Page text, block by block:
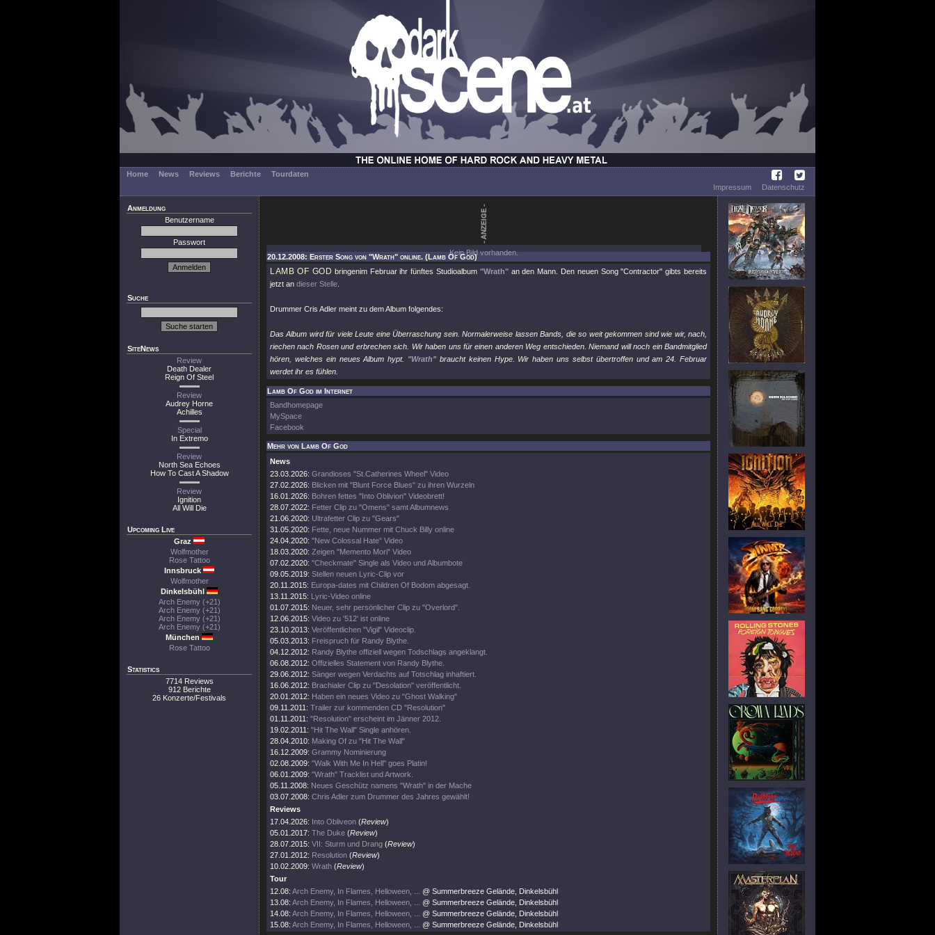
Home News Reviews Berichte
Tourdaten
Impressum
Datenschutz
Anmeldung
Benutzername
Passwort
Suche
SiteNews
Review
Death Dealer
Reign Of Steel
Review
Audrey Horne
Achilles
Special
In Extremo
Review
North Sea Echoes
How To Cast A Shadow
Review
Ignition
All Will Die
Upcoming Live
Graz
Wolfmother
Rose Tattoo
Innsbruck
Wolfmother
Dinkelsbühl
Arch Enemy (+21)
Arch Enemy (+21)
Arch Enemy (+21)
Arch Enemy (+21)
München
Rose Tattoo
Statistics
7714 Reviews
912 Berichte
26 Konzerte/Festivals
Kein Bild vorhanden.
20.12.2008: Erster Song von "Wrath" online. (Lamb Of God)
LAMB OF GOD bringenim Februar ihr fünftes Studioalbum "Wrath"an den Mann. Den neuen Song"Contractor" gibts bereits
jetzt an dieser Stelle
Drummer Cris Adler meint zu dem Album folgendes:
Das Album wird für viele Leute eine Überraschung sein. Normalerweise lassen Bands, die so weit gekommen sind wie wir, nach,
riechen nach Rosen und erbrechen sich. Wir haben uns für einen anderen Weg entschieden. Niemand will noch ein Bandmitglied
hören, welches ein neues Album hypt. "Wrath" braucht keinen Hype. Wir haben uns selbst übertroffen und am 24. Februar
werdet ihr es fühlen.
Lamb Of God im Internet
Bandhomepage
MySpace
Facebook
Mehr von Lamb Of God
News
23.03.2026: Grandioses "St.Catherines Wheel" Video
27.02.2026: Blicken mit "Blunt Force Blues" zu ihren Wurzeln
16.01.2026: Bohren fettes "Into Oblivion" Videobrett!
28.07.2022: Fetter Clip zu "Omens" samt Albumnews
21.06.2020: Ultrafetter Clip zu "Gears"
31.05.2020: Fette, neue Nummer mit Chuck Billy online
24.04.2020: "New Colossal Hate" Video
18.03.2020: Zeigen "Memento Mori" Video
07.02.2020: "Checkmate" Single als Video und Albumbote
09.05.2019: Stellen neuen Lyric-Clip vor
20.11.2015: Europa-dates mit Children Of Bodom abgesagt.
13.11.2015: Lyric-Video online
01.07.2015: Neuer, sehr persönlicher Clip zu "Overlord".
12.06.2015: Video zu '512' ist online
23.10.2013: Veröffentlichen "Vigil" Videoclip.
05.03.2013: Freispruch für Randy Blythe.
04.12.2012: Randy Blythe offiziell wegen Todschlags angeklangt.
06.08.2012: Offizielles Statement von Randy Blythe.
29.06.2012: Sänger wegen Verdachts auf Totschlag inhaftiert.
16.06.2012: Brachialer Clip zu "Desolation" veröffentlicht.
20.01.2012: Haben ein neues Video zu "Ghost Walking"
09.11.2011: Trailer zur kommenden CD "Resolution"
01.11.2011: "Resolution" erscheint im Jänner 2012.
19.02.2011: "Hit The Wall" Single anhören.
28.04.2010: Making Of zu "Hit The Wall"
16.12.2009: Grammy Nominierung
02.08.2009: "Walk With Me In Hell" goes Platin!
06.01.2009: "Wrath" Tracklist und Artwork.
05.11.2008: Neues Geschütz namens "Wrath" in der Mache
03.07.2008: Chris Adler zum Drummer des Jahres gewählt!
Reviews
17.04.2026: Into Obliveon (Review)
05.01.2017: The Duke (Review)
28.07.2015: VII: Sturm und Drang (Review)
27.01.2012: Resolution (Review)
10.02.2009: Wrath (Review)
Tour
12.08: Arch Enemy, In Flames, Helloween, ...
@ Summerbreeze Gelände, Dinkelsbühl
13.08: Arch Enemy, In Flames, Helloween, ...
@ Summerbreeze Gelände, Dinkelsbühl
14.08: Arch Enemy, In Flames, Helloween, ...
@ Summerbreeze Gelände, Dinkelsbühl
15.08: Arch Enemy, In Flames, Helloween, ... @ Summerbreeze Gelände, Dinkelsbühl